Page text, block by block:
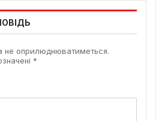
оприлюднюватиметься.
*